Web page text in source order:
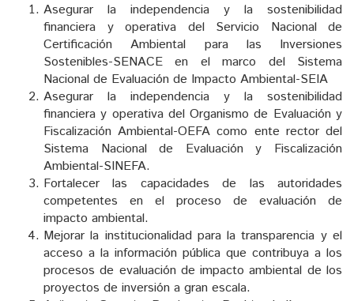
Asegurar la independencia y la sostenibilidad
financiera y operativa del Servicio Nacional de
Certificación Ambiental para las Inversiones
Sostenibles-SENACE en el marco del Sistema
Nacional de Evaluación de Impacto Ambiental-SEIA
Asegurar la independencia y la sostenibilidad
financiera y operativa del Organismo de Evaluación y
Fiscalización Ambiental-OEFA como ente rector del
Sistema Nacional de Evaluación y Fiscalización
Ambiental-SINEFA.
Fortalecer las capacidades de las autoridades
competentes en el proceso de evaluación de
impacto ambiental.
Mejorar la institucionalidad para la transparencia y el
acceso a la información pública que contribuya a los
procesos de evaluación de impacto ambiental de los
proyectos de inversión a gran escala.